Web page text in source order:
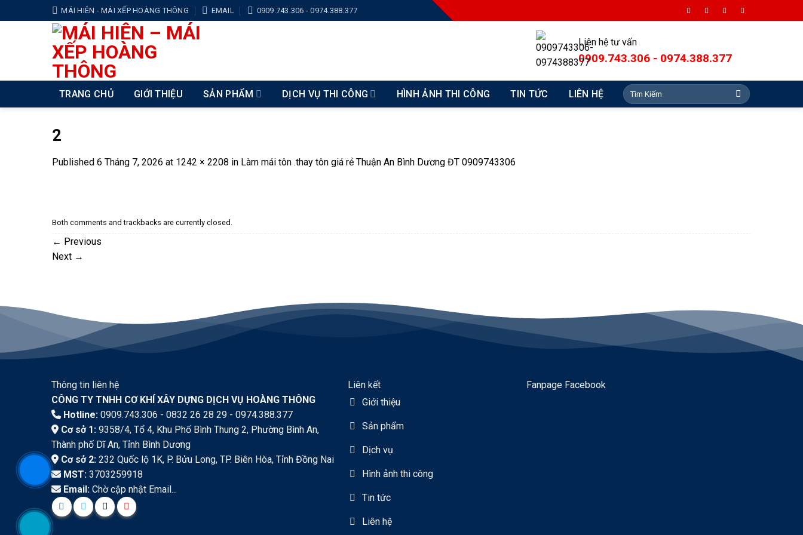
to
MÁI HIÊN - MÁI XẾP HOÀNG THÔNG EMAIL 0909.743.306 - 0974.388.377
Liên hệ tư vấn
0909.743.306 - 0974.388.377
TRANG CHỦ GIỚI THIỆU SẢN PHẨM DỊCH VỤ THI CÔNG HÌNH ẢNH THI CÔNG TIN TỨC LIÊN HỆ
Search
for:
2
Published 6 Tháng 7, 2026 at 1242 × 2208 in Làm mái tôn .thay tôn giá rẻ Thuận An Bình Dương ĐT 0909743306
Both comments and trackbacks are currently closed.
← Previous
Next →
Thông tin liên hệ
CÔNG TY TNHH CƠ KHÍ XÂY DỰNG DỊCH VỤ HOÀNG THÔNG
Hotline:0909.743.306 - 0832 26 28 29 - 0974.388.377
Cơ sở 1:9358/4, Tổ 4, Khu Phố Bình Thung 2, Phường Bình An,
Thành phố Dĩ An, Tỉnh Bình Dương
Cơ sở 2:232 Quốc lộ 1K, P. Bửu Long, TP. Biên Hòa, Tỉnh Đồng Nai
MST:3703259918
Email:Chờ cập nhật Email...
Liên kết
Giới thiệu
Sản phẩm
Dịch vụ
Hình ảnh thi công
Tin tức
Liên hệ
Fanpage Facebook